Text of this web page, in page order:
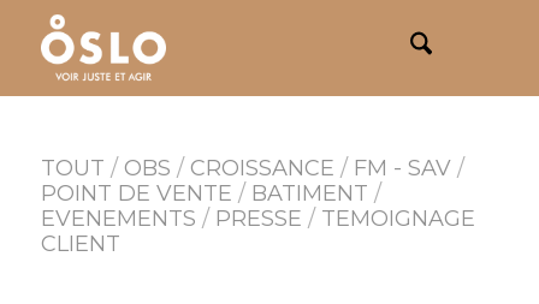
TOUT / OBS / CROISSANCE / FM - SAV/
POINT DE VENTE / BATIMENT /
EVENEMENTS / PRESSE / TEMOIGNAGE
CLIENT